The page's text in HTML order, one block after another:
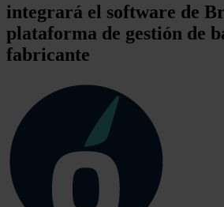
integrará el software de
plataforma de gestión de
fabricante